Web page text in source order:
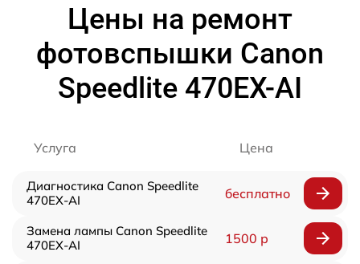
Цены на ремонт
фотовспышки Canon
Speedlite 470EX-AI
Услуга Цена
Диагностика Canon Speedlite
470EX-AI
бесплатно
Замена лампы Canon Speedlite
470EX-AI
1500 р